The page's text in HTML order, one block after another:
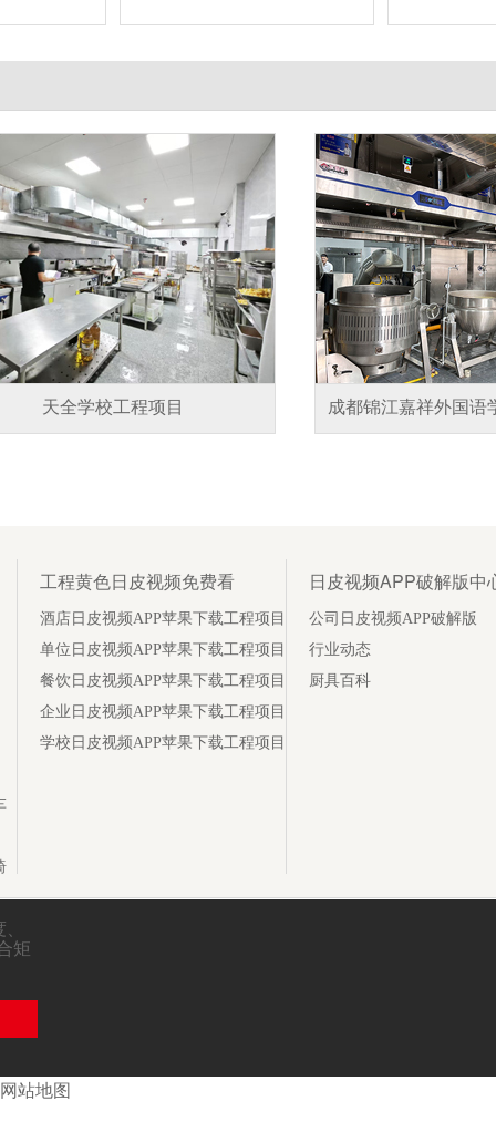
天全学校工程项目 成都锦江嘉祥外国语
工程黄色日皮视频免费看
酒店日皮视频APP苹果下载工程项目
单位日皮视频APP苹果下载工程项目
餐饮日皮视频APP苹果下载工程项目
企业日皮视频APP苹果下载工程项目
学校日皮视频APP苹果下载工程项目
日皮视频APP破解版中
公司日皮视频APP破解版
行业动态
厨具百科
矩
网站地图